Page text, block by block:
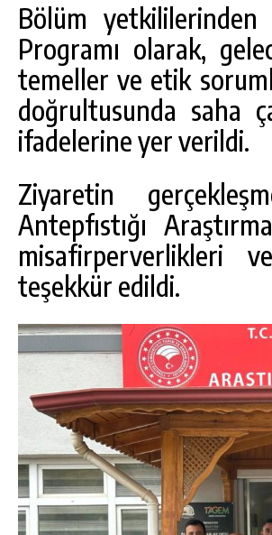
Bölüm yetkililerinden
Programı olarak,
temeller ve etik
doğrultusunda saha
ifadelerine yer verildi.
Ziyaretin
Antepfıstığı
misafirperverlikleri
teşekkür edildi.